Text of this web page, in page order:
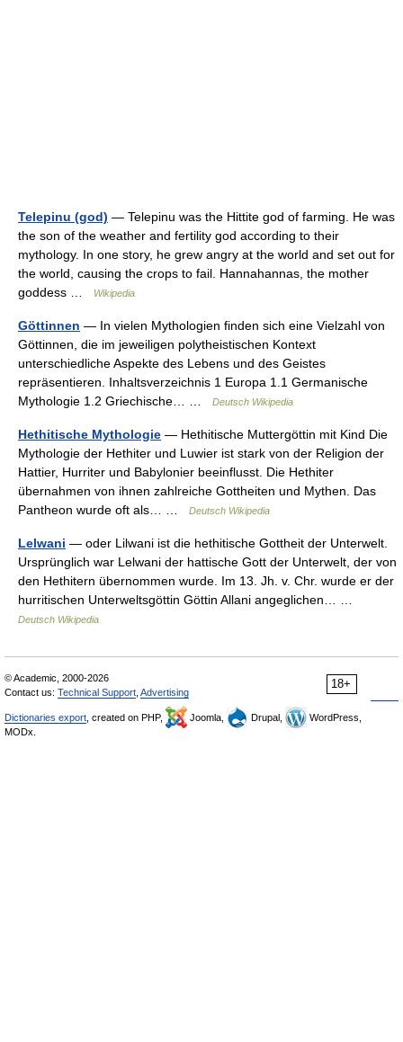
Telepinu (god) — Telepinu was the Hittite god of farming. He was
the son of the weather and fertility god according to their
mythology. In one story, he grew angry at the world and set out for
the world, causing the crops to fail. Hannahannas, the mother
goddess …
Wikipedia
Göttinnen — In vielen Mythologien finden sich eine Vielzahl von
Göttinnen, die im jeweiligen polytheistischen Kontext
unterschiedliche Aspekte des Lebens und des Geistes
repräsentieren. Inhaltsverzeichnis 1 Europa 1.1 Germanische
Mythologie 1.2 Griechische… …
Deutsch Wikipedia
Hethitische Mythologie — Hethitische Muttergöttin mit Kind Die
Mythologie der Hethiter und Luwier ist stark von der Religion der
Hattier, Hurriter und Babylonier beeinflusst. Die Hethiter
übernahmen von ihnen zahlreiche Gottheiten und Mythen. Das
Pantheon wurde oft als… …
Deutsch Wikipedia
Lelwani — oder Lilwani ist die hethitische Gottheit der Unterwelt.
Ursprünglich war Lelwani der hattische Gott der Unterwelt, der von
den Hethitern übernommen wurde. Im 13. Jh. v. Chr. wurde er der
hurritischen Unterweltsgöttin Göttin Allani angeglichen… …
Deutsch Wikipedia
18+
© Academic, 2000-2026
Contact us: Technical Support Advertising
Dictionaries export , created on PHP, Joomla, Drupal,
WordPress,
MODx.